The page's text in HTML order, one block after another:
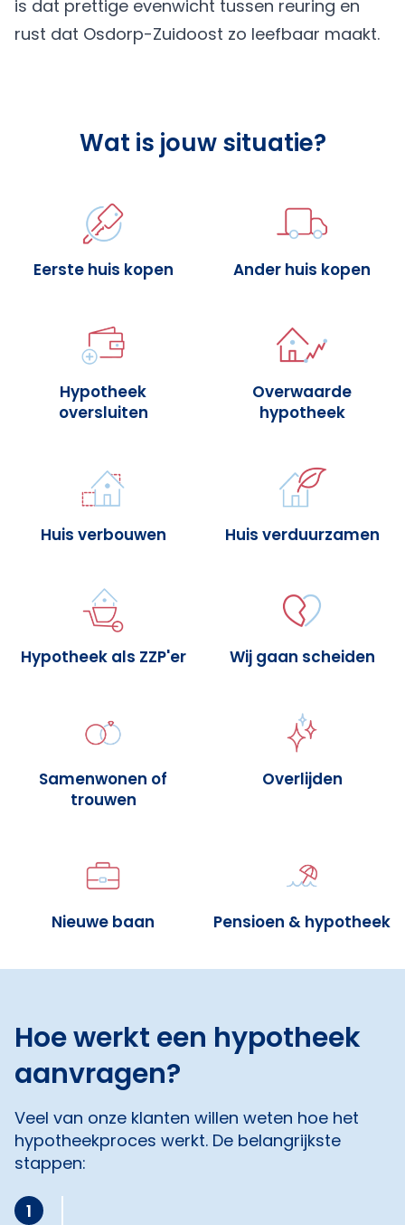
is dat prettige evenwicht tussen reuring en
rust dat Osdorp-Zuidoost zo leefbaar maakt.
Wat is jouw situatie?
Eerste huis kopen Ander huis kopen
Hypotheek
oversluiten
Overwaarde
hypotheek
Huis verbouwen Huis verduurzamen
Hypotheek als ZZP'er Wij gaan scheiden
Samenwonen of
trouwen
Overlijden
Nieuwe baan Pensioen & hypotheek
Hoe werkt een hypotheek
aanvragen?
Veel van onze klanten willen weten hoe het
hypotheekproces werkt. De belangrijkste
stappen:
1